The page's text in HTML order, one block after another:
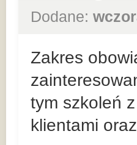
Dodane:
Zakres
tym szkoleń
klientami